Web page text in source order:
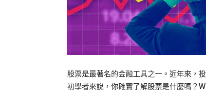
股票是最著名的金融工具之一。近年來，
初學者來說，你確實了解股票是什麼嗎？